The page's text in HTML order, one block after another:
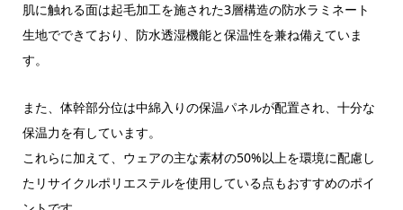
肌に触れる面は起毛加工を施された3層構造の防水ラミネート
生地でできており、防水透湿機能と保温性を兼ね備えていま
す。
また、体幹部分位は中綿入りの保温パネルが配置され、十分な
保温力を有しています。
これらに加えて、ウェアの主な素材の50%以上を環境に配慮し
たリサイクルポリエステルを使用している点もおすすめのポイ